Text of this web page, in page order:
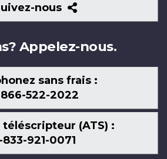
nous
Suivez-
nous
Appelez-nous.
sans frais :
866-522-2022
(ATS) :
833-921-0071